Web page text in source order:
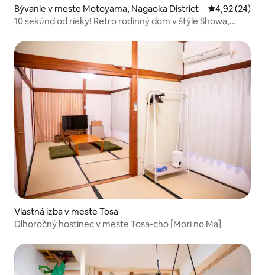
Bývanie v meste Motoyama, Nagaoka District Priemerné
4,92 (24)
10 sekúnd od rieky! Retro rodinný dom v štýle Showa,
Vlastná izba v meste Tosa
Dlhoročný hostinec v meste Tosa-cho [Mori no Ma]